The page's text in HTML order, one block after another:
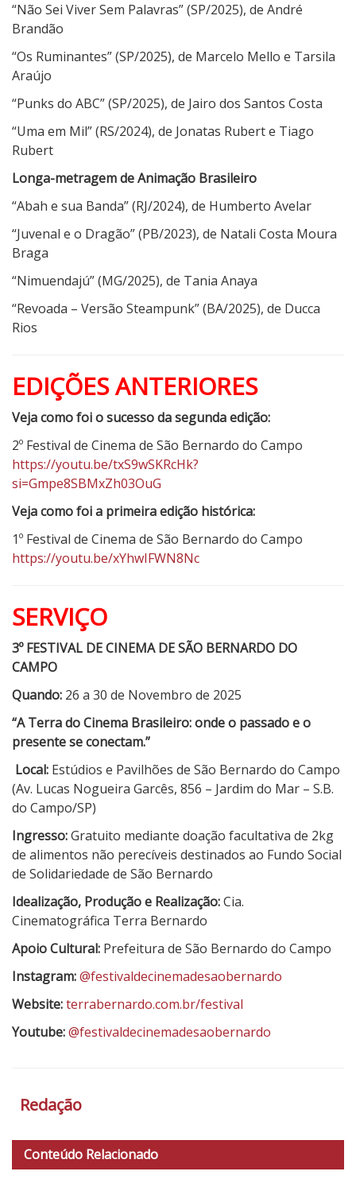
“Não Sei Viver Sem Palavras” (SP/2025), de André
Brandão
“Os Ruminantes” (SP/2025), de Marcelo Mello e Tarsila
Araújo
“Punks do ABC” (SP/2025), de Jairo dos Santos Costa
“Uma em Mil” (RS/2024), de Jonatas Rubert e Tiago
Rubert
Longa-metragem de Animação Brasileiro
“Abah e sua Banda” (RJ/2024), de Humberto Avelar
“Juvenal e o Dragão” (PB/2023), de Natali Costa Moura
Braga
“Nimuendajú” (MG/2025), de Tania Anaya
“Revoada – Versão Steampunk” (BA/2025), de Ducca
Rios
EDIÇÕES ANTERIORES
Veja como foi o sucesso da segunda edição:
2º Festival de Cinema de São Bernardo do Campo
https://youtu.be/txS9wSKRcHk?
si=Gmpe8SBMxZh03OuG
Veja como foi a primeira edição histórica:
1º Festival de Cinema de São Bernardo do Campo
https://youtu.be/xYhwIFWN8Nc
SERVIÇO
3º FESTIVAL DE CINEMA DE SÃO BERNARDO DO
CAMPO
Quando: 26 a 30 de Novembro de 2025
“A Terra do Cinema Brasileiro: onde o passado e o
presente se conectam.”
Local: Estúdios e Pavilhões de São Bernardo do Campo
(Av. Lucas Nogueira Garcês, 856 – Jardim do Mar – S.B.
do Campo/SP)
Ingresso:Gratuito mediante doação facultativa de 2kg
de alimentos não perecíveis destinados ao Fundo Social
de Solidariedade de São Bernardo
Idealização, Produção e Realização:Cia.
Cinematográfica Terra Bernardo
Apoio Cultural: Prefeitura de São Bernardo do Campo
Instagram:@festivaldecinemadesaobernardo
Website:terrabernardo.com.br/festival
Youtube:@festivaldecinemadesaobernardo
Redação
Conteúdo Relacionado